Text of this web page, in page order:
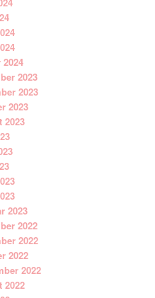
2023
2023
2023
2023
2023
2022
2022
2022
2022
2022